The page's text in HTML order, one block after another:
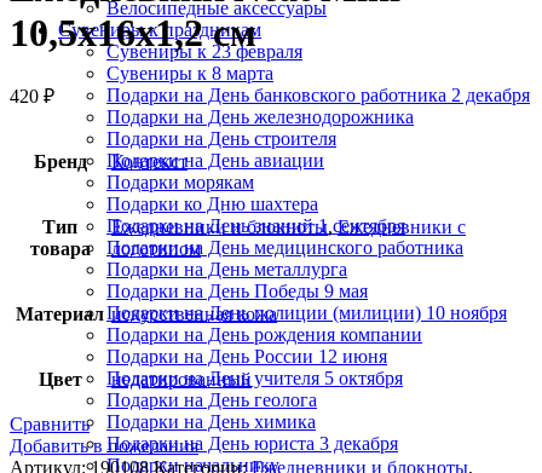
Велосипедные аксессуары
Сувениры к праздникам
Сувениры к 23 февраля
Сувениры к 8 марта
Подарки на День банковского работника 2 декабря
Подарки на День железнодорожника
Подарки на День строителя
Подарки на День авиации
Подарки морякам
Подарки ко Дню шахтера
Подарки на День знаний 1 сентября
Подарки на День медицинского работника
Подарки на День металлурга
Подарки на День Победы 9 мая
Подарки на День полиции (милиции) 10 ноября
Подарки на День рождения компании
Подарки на День России 12 июня
Подарки на День учителя 5 октября
Подарки на День геолога
Подарки на День химика
Подарки на День юриста 3 декабря
Подарки начальнику
10,5х16х1,2 см
420 ₽
Бренд Контекст
Тип
товара
Ежедневники и блокноты,Ежедневники с
логотипом
Материал искусственная кожа
Цвет недатированный
Сравнить
Добавить в пожелания
Артикул:190108Категории: Ежедневники и блокноты,